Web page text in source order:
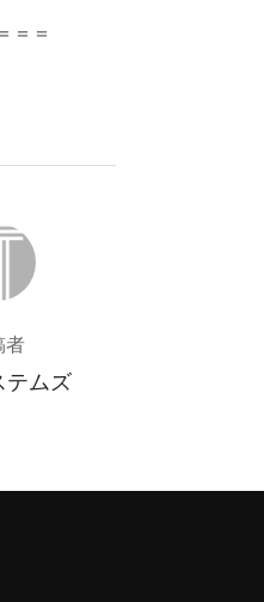
＝＝
者
者
テムズ